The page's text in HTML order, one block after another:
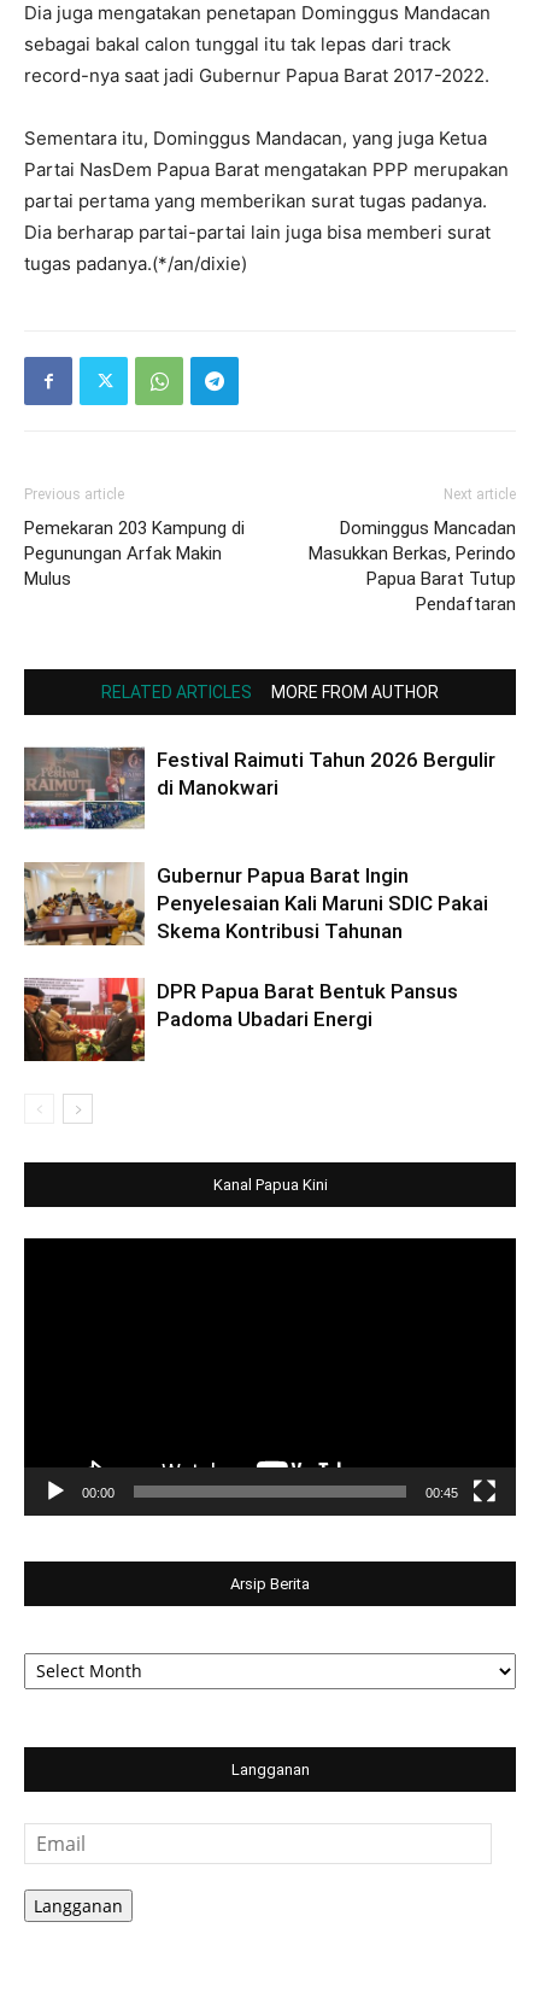
Dia juga mengatakan penetapan Dominggus Mandacan
sebagai bakal calon tunggal itu tak lepas dari track
record-nya saat jadi Gubernur Papua Barat 2017-2022.
Sementara itu, Dominggus Mandacan, yang juga Ketua
Partai NasDem Papua Barat mengatakan PPP merupakan
partai pertama yang memberikan surat tugas padanya.
Dia berharap partai-partai lain juga bisa memberi surat
tugas padanya.(*/an/dixie)
Previous article
Pemekaran 203 Kampung di
Pegunungan Arfak Makin
Mulus
Next article
Dominggus Mancadan
Masukkan Berkas, Perindo
Papua Barat Tutup
Pendaftaran
RELATED ARTICLES MORE FROM AUTHOR
Festival Raimuti Tahun 2026 Bergulir
di Manokwari
Gubernur Papua Barat Ingin
Penyelesaian Kali Maruni SDIC Pakai
Skema Kontribusi Tahunan
DPR Papua Barat Bentuk Pansus
Padoma Ubadari Energi
Kanal Papua Kini
00:00 00:45
Arsip Berita
Arsip
Berita
Langganan
Email
Langganan